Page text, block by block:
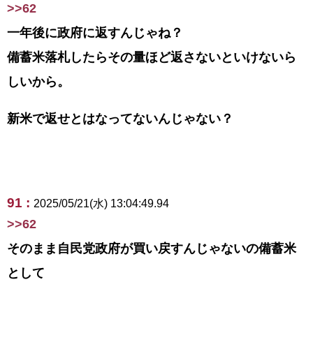
>>62
一年後に政府に返すんじゃね？
備蓄米落札したらその量ほど返さないといけないら
しいから。
新米で返せとはなってないんじゃない？
91 : 2025/05/21(水) 13:04:49.94
>>62
そのまま自民党政府が買い戻すんじゃないの備蓄米
として